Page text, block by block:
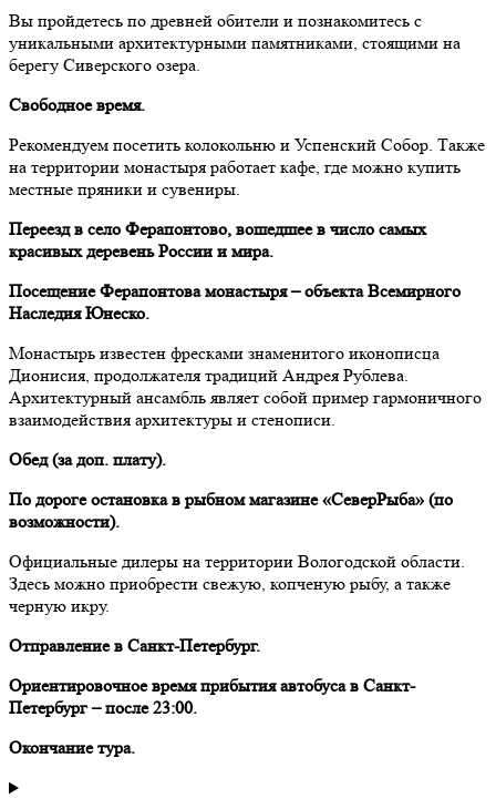
Вы пройдетесь по древней обители и познакомитесь с
уникальными архитектурными памятниками, стоящими на
берегу Сиверского озера.
Свободное время.
Рекомендуем посетить колокольню и Успенский Собор. Также
на территории монастыря работает кафе, где можно купить
местные пряники и сувениры.
Переезд в село Ферапонтово, вошедшее в число самых
красивых деревень России и мира.
Посещение Ферапонтова монастыря – объекта Всемирного
Наследия Юнеско.
Монастырь известен фресками знаменитого иконописца
Дионисия, продолжателя традиций Андрея Рублева.
Архитектурный ансамбль являет собой пример гармоничного
взаимодействия архитектуры и стенописи.
Обед (за доп. плату).
По дороге остановка в рыбном магазине «СеверРыба» (по
возможности).
Официальные дилеры на территории Вологодской области.
Здесь можно приобрести свежую, копченую рыбу, а также
черную икру.
Отправление в Санкт-Петербург.
Ориентировочное время прибытия автобуса в Санкт-
Петербург – после 23:00.
Окончание тура.